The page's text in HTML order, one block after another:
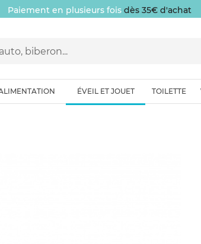
Paiement en plusieurs fois dès 35€ d'achat
ÉVEIL ET JOUET TOILETTE